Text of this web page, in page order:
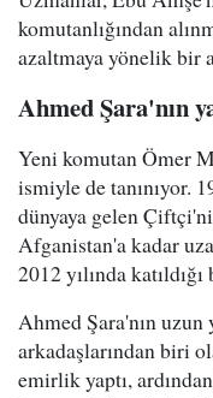
komutanlığından
azaltmaya yönelik bir
Ahmed Şara'nın
Yeni komutan Ömer
ismiyle de tanınıyor.
dünyaya gelen
Afganistan'a kadar
2012 yılında
Ahmed Şara'nın uzun
arkadaşlarından biri
emirlik yaptı,